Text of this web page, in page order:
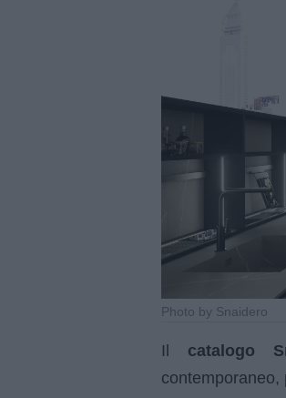
Photo by Snaidero
Il catalogo
contemporaneo,